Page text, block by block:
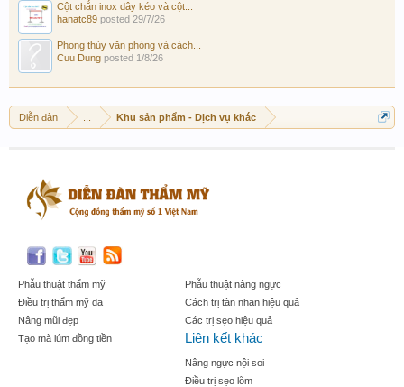
Cột chắn inox dây kéo và cột...
hanatc89 posted 29/7/26
Phong thủy văn phòng và cách...
Cuu Dung posted 1/8/26
Diễn đàn Khu sản phẩm - Dịch vụ khác
Phẫu thuật thẩm mỹ
Điều trị thẩm mỹ da
Nâng mũi đẹp
Tạo mà lúm đồng tiền
Phẫu thuật nâng ngực
Cách trị tàn nhan hiệu quả
Các trị sẹo hiệu quả
Liên kết khác
Nâng ngực nội soi
Điều trị sẹo lõm